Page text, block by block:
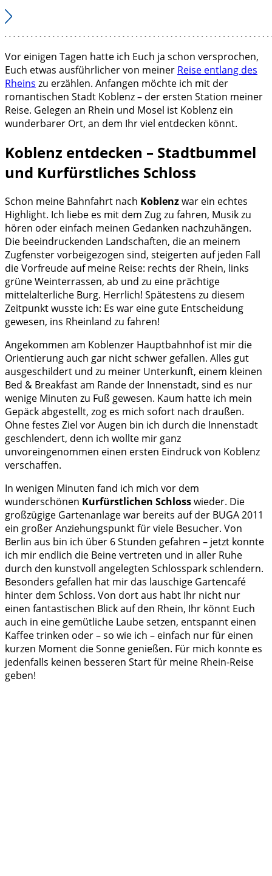
Vor einigen Tagen hatte ich Euch ja schon versprochen,
Euch etwas ausführlicher von meiner Reise entlang des
Rheins zu erzählen. Anfangen möchte ich mit der
romantischen Stadt Koblenz – der ersten Station meiner
Reise. Gelegen an Rhein und Mosel ist Koblenz ein
wunderbarer Ort, an dem Ihr viel entdecken könnt.
Koblenz entdecken – Stadtbummel
und Kurfürstliches Schloss
Schon meine Bahnfahrt nach Koblenzwar ein echtes
Highlight. Ich liebe es mit dem Zug zu fahren, Musik zu
hören oder einfach meinen Gedanken nachzuhängen.
Die beeindruckenden Landschaften, die an meinem
Zugfenster vorbeigezogen sind, steigerten auf jeden Fall
die Vorfreude auf meine Reise: rechts der Rhein, links
grüne Weinterrassen, ab und zu eine prächtige
mittelalterliche Burg. Herrlich! Spätestens zu diesem
Zeitpunkt wusste ich: Es war eine gute Entscheidung
gewesen, ins Rheinland zu fahren!
Angekommen am Koblenzer Hauptbahnhof ist mir die
Orientierung auch gar nicht schwer gefallen. Alles gut
ausgeschildert und zu meiner Unterkunft, einem kleinen
Bed & Breakfast am Rande der Innenstadt, sind es nur
wenige Minuten zu Fuß gewesen. Kaum hatte ich mein
Gepäck abgestellt, zog es mich sofort nach draußen.
Ohne festes Ziel vor Augen bin ich durch die Innenstadt
geschlendert, denn ich wollte mir ganz
unvoreingenommen einen ersten Eindruck von Koblenz
verschaffen.
In wenigen Minuten fand ich mich vor dem
wunderschönen Kurfürstlichen Schlosswieder. Die
großzügige Gartenanlage war bereits auf der BUGA 2011
ein großer Anziehungspunkt für viele Besucher. Von
Berlin aus bin ich über 6 Stunden gefahren – jetzt konnte
ich mir endlich die Beine vertreten und in aller Ruhe
durch den kunstvoll angelegten Schlosspark schlendern.
Besonders gefallen hat mir das lauschige Gartencafé
hinter dem Schloss. Von dort aus habt Ihr nicht nur
einen fantastischen Blick auf den Rhein, Ihr könnt Euch
auch in eine gemütliche Laube setzen, entspannt einen
Kaffee trinken oder – so wie ich – einfach nur für einen
kurzen Moment die Sonne genießen. Für mich konnte es
jedenfalls keinen besseren Start für meine Rhein-Reise
geben!